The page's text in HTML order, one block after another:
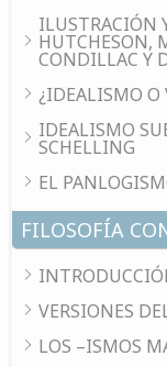
ILUSTRACIÓN
HUTCHESON,
CONDILLAC Y
¿IDEALISMO
IDEALISMO
SCHELLING
EL
FILOSOFÍA
VERSIONES
LOS –ISMOS